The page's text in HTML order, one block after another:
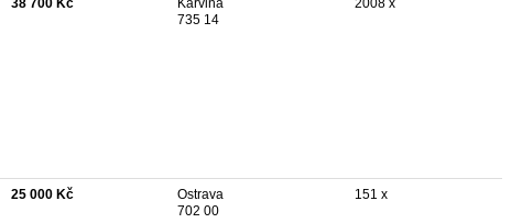
38 700 Kč
Karviná
735 14
2008 x
25 000 Kč
Ostrava
702 00
151 x